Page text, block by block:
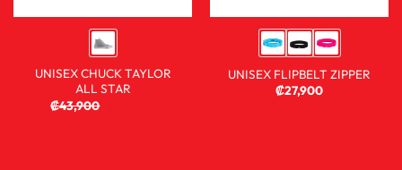
UNISEX CHUCK TAYLOR
ALL STAR
₡43,900
UNISEX FLIPBELT ZIPPER
₡27,900